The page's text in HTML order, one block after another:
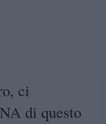
ci
di questo